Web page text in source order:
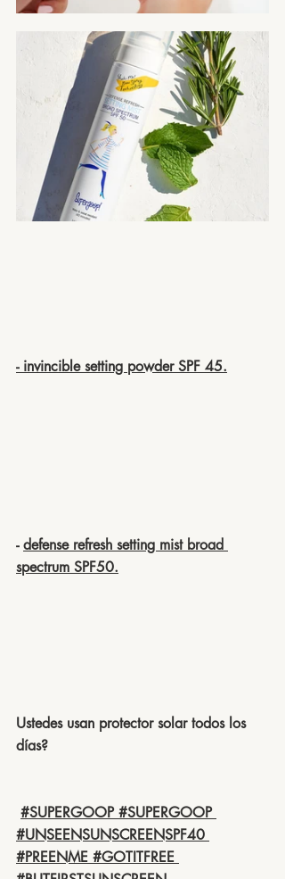
- invincible setting powder SPF 45.
- defense refresh setting mist broad
spectrum SPF50.
Ustedes usan protector solar todos los
días?
#SUPERGOOP #SUPERGOOP
#UNSEENSUNSCREENSPF40
#PREENME #GOTITFREE